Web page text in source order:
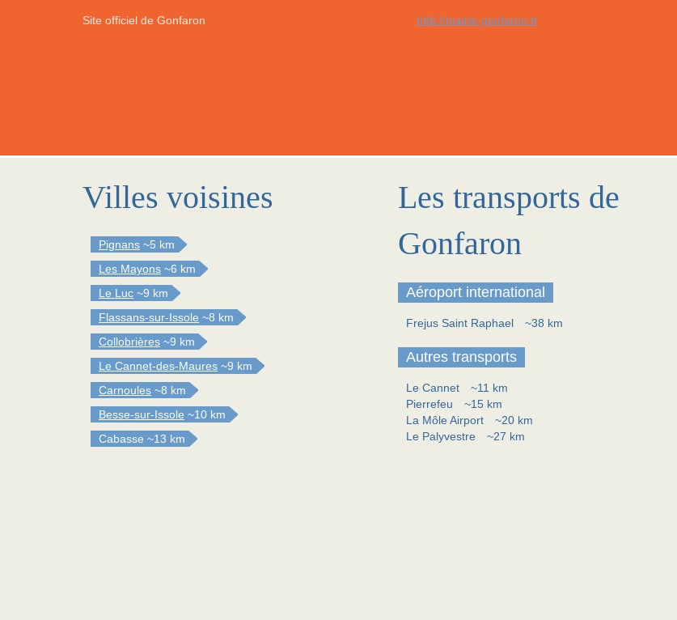
Site officiel de Gonfaron http://mairie-gonfaron.fr
Villes voisines
Pignans ~5 km
Les Mayons ~6 km
Le Luc ~9 km
Flassans-sur-Issole ~8 km
Collobrières ~9 km
Le Cannet-des-Maures ~9 km
Carnoules ~8 km
Besse-sur-Issole ~10 km
Cabasse ~13 km
Les transports de
Gonfaron
Aéroport international
Frejus Saint Raphael ~38 km
Autres transports
Le Cannet
~11 km
Pierrefeu
~15 km
La Môle Airport
~20 km
Le Palyvestre
~27 km